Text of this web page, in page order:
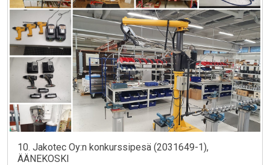
10. Jakotec Oy:n konkurssipesä (2031649-1),
ÄÄNEKOSKI